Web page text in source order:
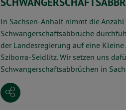
In Sachsen-Anhalt nimmt die
Schwangerschaftsabbrüche
der Landesregierung auf eine Kleine
Sziborra-Seidlitz. Wir setzen uns
Schwangerschaftsabbrüchen in